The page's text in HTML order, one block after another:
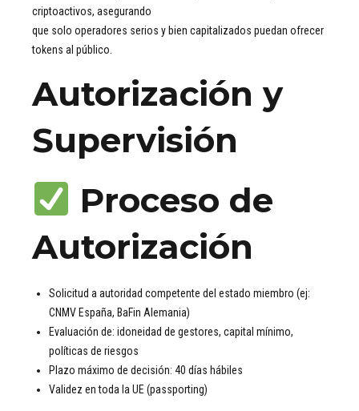
criptoactivos, asegurando
que solo operadores serios y bien capitalizados puedan ofrecer
tokens al público.
Autorización y
Supervisión
Proceso de
Autorización
Solicitud a autoridad competente del estado miembro (ej:
CNMV España, BaFin Alemania)
Evaluación de: idoneidad de gestores, capital mínimo,
políticas de riesgos
Plazo máximo de decisión: 40 días hábiles
Validez en toda la UE (passporting)